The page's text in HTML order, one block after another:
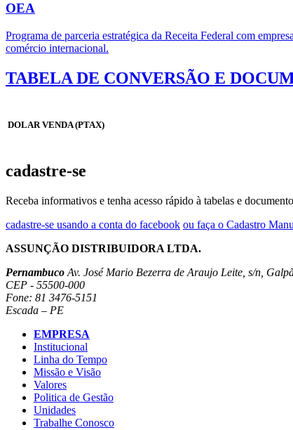
OEA
Programa de parceria estratégica da Receita Federal com
comércio internacional.
TABELA DE CONVERSÃO E
DOLAR VENDA (PTAX)
cadastre-se
Receba informativos e tenha acesso rápido à tabelas e
cadastre-se usando a conta do facebook ou faça o Cadastro
ASSUNÇÃO DISTRIBUIDORA LTDA.
Pernambuco Av. José Mario Bezerra de Araujo Leite, s/n,
CEP - 55500-000
Fone: 81 3476-5151
Escada – PE
EMPRESA
Institucional
Linha do Tempo
Missão e Visão
Valores
Politica de Gestão
Unidades
Trabalhe Conosco